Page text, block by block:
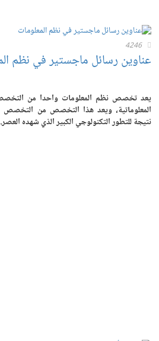
4246
عناوين رسائل ماجستير في نظم
يعد تخصص نظم المعلومات واحدا من
المعلوماتية، ويعد هذا التخصص من التخصص
نتيجة للتطور التكنولوجي الكبير الذي شهده